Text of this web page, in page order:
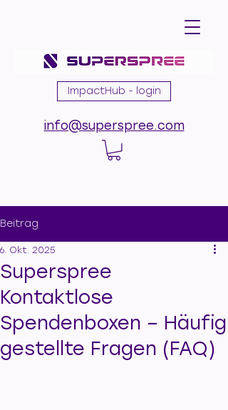
ImpactHub - login
info@superspree.com
Beitrag
Superspree
Kontaktlose
Spendenboxen – Häufig
gestellte Fragen (FAQ)
6. Okt. 2025